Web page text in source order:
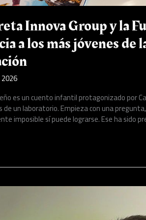
Innova Group y la
a los más jóvenes
es un cuento infantil protagonizado por
un laboratorio. Empieza con una
imposible sí puede lograrse. Ese ha sido